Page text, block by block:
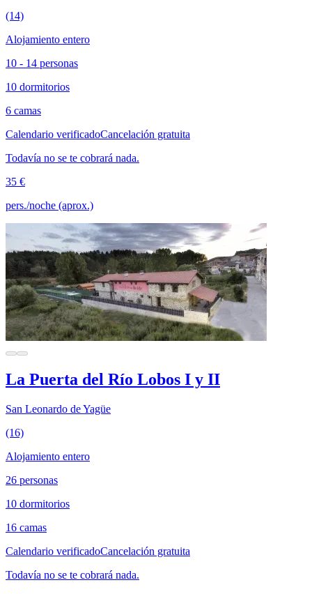
(14)
Alojamiento entero
10 - 14 personas
10 dormitorios
6 camas
Calendario verificadoCancelación gratuita
Todavía no se te cobrará nada.
35 €
pers./noche (aprox.)
La Puerta del Río Lobos I y II
San Leonardo de Yagüe
(16)
Alojamiento entero
26 personas
10 dormitorios
16 camas
Calendario verificadoCancelación gratuita
Todavía no se te cobrará nada.